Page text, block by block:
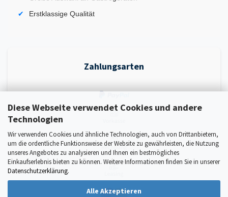
Diese Webseite verwendet Cookies und andere
Technologien
Wir verwenden Cookies und ähnliche Technologien, auch von Drittanbietern,
um die ordentliche Funktionsweise der Website zu gewährleisten, die Nutzung
unseres Angebotes zu analysieren und Ihnen ein bestmögliches
Einkaufserlebnis bieten zu können. Weitere Informationen finden Sie in unserer
Datenschutzerklärung.
Alle Akzeptieren
Erstklassige Qualität
Zahlungsarten